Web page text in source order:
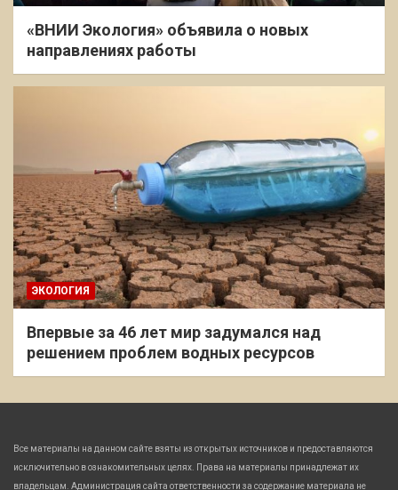
«ВНИИ Экология» объявила о новых
направлениях работы
ЭКОЛОГИЯ
Впервые за 46 лет мир задумался над
решением проблем водных ресурсов
Все материалы на данном сайте взяты из открытых источников и предоставляются
исключительно в ознакомительных целях. Права на материалы принадлежат их
владельцам. Администрация сайта ответственности за содержание материала не